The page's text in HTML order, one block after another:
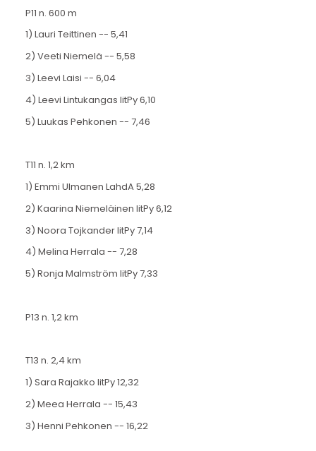
P11 n. 600 m
1) Lauri Teittinen -- 5,41
2) Veeti Niemelä -- 5,58
3) Leevi Laisi -- 6,04
4) Leevi Lintukangas IitPy 6,10
5) Luukas Pehkonen -- 7,46
T11 n. 1,2 km
1) Emmi Ulmanen LahdA 5,28
2) Kaarina Niemeläinen IitPy 6,12
3) Noora Tojkander IitPy 7,14
4) Melina Herrala -- 7,28
5) Ronja Malmström IitPy 7,33
P13 n. 1,2 km
T13 n. 2,4 km
1) Sara Rajakko IitPy 12,32
2) Meea Herrala -- 15,43
3) Henni Pehkonen -- 16,22